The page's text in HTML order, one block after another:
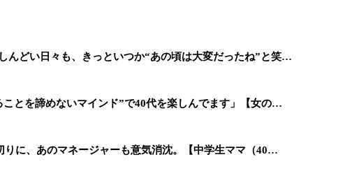
んどい日々も、きっといつか“あの頃は大変だったね”と笑…
ことを諦めないマインド”で40代を楽しんでます」【女の…
りに、あのマネージャーも意気消沈。【中学生ママ（40…